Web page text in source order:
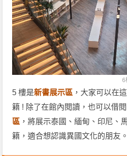
6
5 樓是新書展示區 ，大家可以在
籍 ! 除了在館內閱讀，也可以借
區 ，將展示泰國、緬甸、印尼、
籍，適合想認識異國文化的朋友。